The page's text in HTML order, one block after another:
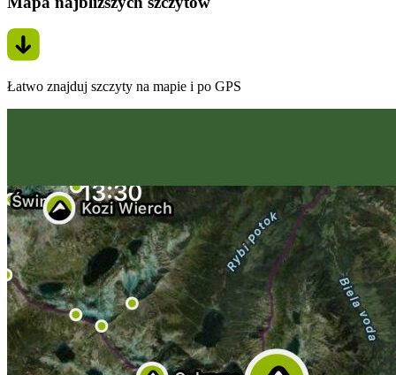
Łatwo znajduj szczyty na mapie i po GPS